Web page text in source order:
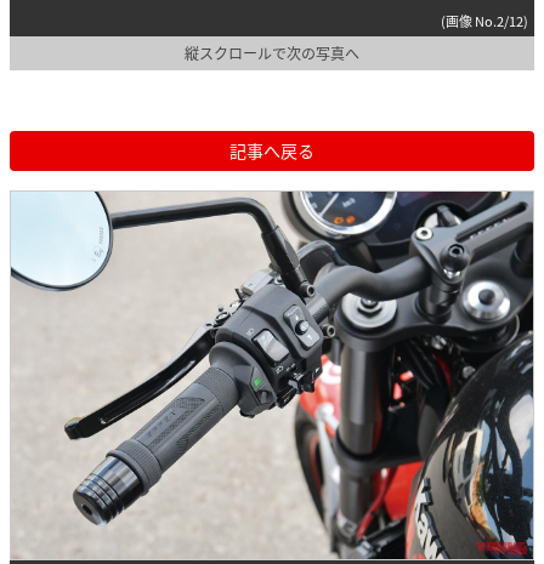
(画像 No.2/12)
縦スクロールで次の写真へ
記事へ戻る